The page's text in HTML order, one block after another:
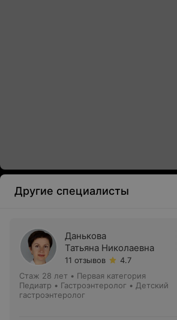
Другие специалисты
Данькова
Татьяна Николаевна
11 отзывов
4.7
Стаж 28 лет • Первая категория
Педиатр • Гастроэнтеролог • Детский
гастроэнтеролог